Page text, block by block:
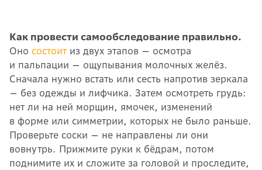
Как провести самообследование правильно.
Оно состоит из двух этапов — осмотра
и пальпации — ощупывания молочных желёз.
Сначала нужно встать или сесть напротив зеркала
— без одежды и лифчика. Затем осмотреть грудь:
нет ли на ней морщин, ямочек, изменений
в форме или симметрии, которых не было раньше.
Проверьте соски — не направлены ли они
вовнутрь. Прижмите руки к бёдрам, потом
поднимите их и сложите за головой и проследите,